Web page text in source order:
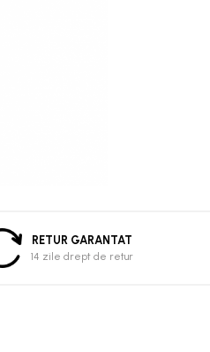
RETUR GARANTAT
14 zile drept de retur